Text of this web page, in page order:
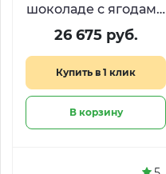
шоколаде с ягодами
«День и Ночь»
26 675 руб.
Купить в 1 клик
В корзину